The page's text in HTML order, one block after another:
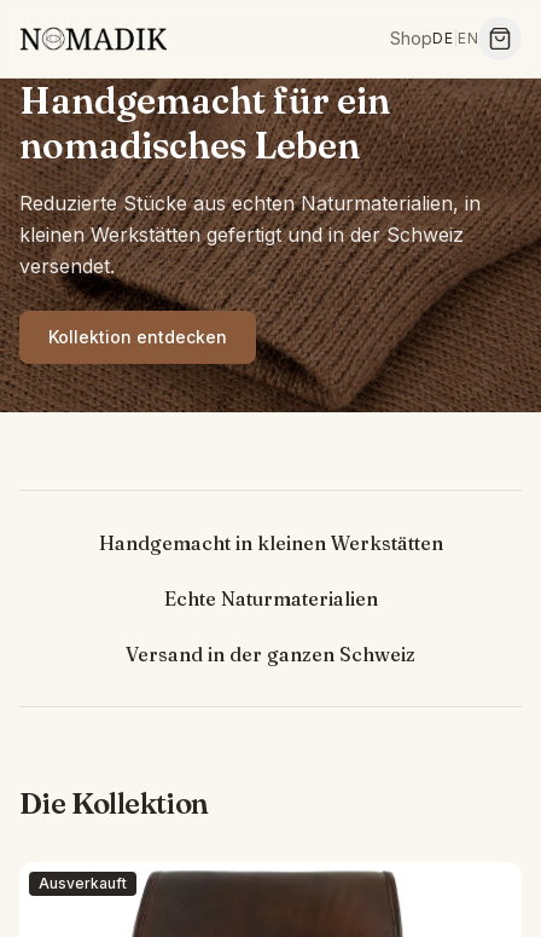
ShopDE EN
Handgemacht für ein
nomadisches Leben
Reduzierte Stücke aus echten Naturmaterialien, in
kleinen Werkstätten gefertigt und in der Schweiz
versendet.
Kollektion entdecken
Handgemacht in kleinen Werkstätten
Echte Naturmaterialien
Versand in der ganzen Schweiz
Die Kollektion
Ausverkauft